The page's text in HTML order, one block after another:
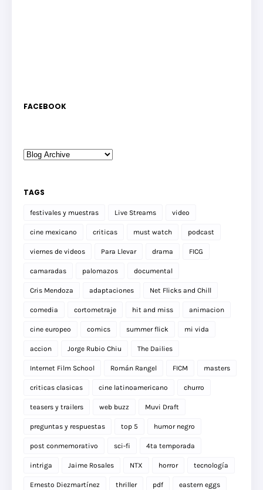
FACEBOOK
TAGS
festivales y muestras Live Streams video
cine mexicano criticas must watch podcast
viernes de videos Para Llevar drama FICG
camaradas palomazos documental
Cris Mendoza adaptaciones Net Flicks and Chill
comedia cortometraje hit and miss animacion
cine europeo comics summer flick mi vida
accion Jorge Rubio Chiu The Dailies
Internet Film School Román Rangel FICM masters
criticas clasicas cine latinoamericano churro
teasers y trailers web buzz Muvi Draft
preguntas y respuestas top 5 humor negro
post conmemorativo sci-fi 4ta temporada
intriga Jaime Rosales NTX horror tecnología
Ernesto Diezmartínez thriller pdf eastern eggs